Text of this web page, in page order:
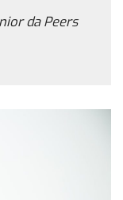
da Peers